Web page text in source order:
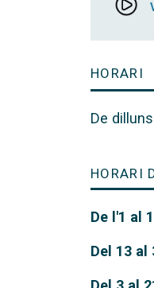
HORARI
De
HORARI
De l'1 al
Del 13 al